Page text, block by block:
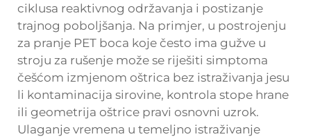
ciklusa reaktivnog održavanja i postizanje
trajnog poboljšanja. Na primjer, u postrojenju
za pranje PET boca koje često ima gužve u
stroju za rušenje može se riješiti simptoma
češćom izmjenom oštrica bez istraživanja jesu
li kontaminacija sirovine, kontrola stope hrane
ili geometrija oštrice pravi osnovni uzrok.
Ulaganje vremena u temeljno istraživanje